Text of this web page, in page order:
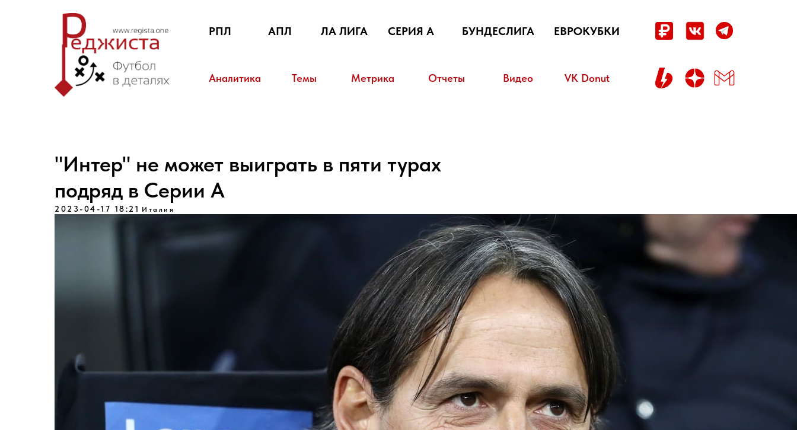
Аналитика Темы Метрика Отчеты Видео VK Donut
РПЛ АПЛ ЛА ЛИГА СЕРИЯ А БУНДЕСЛИГА ЕВРОКУБКИ
"Интер" не может выиграть в пяти турах
подряд в Серии А
2023-04-17 18:21 Италия